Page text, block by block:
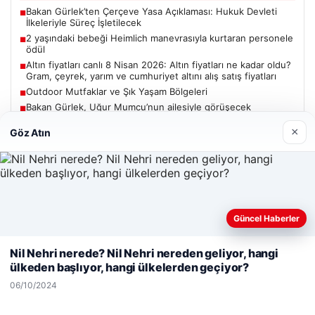
■Bakan Gürlek’ten Çerçeve Yasa Açıklaması: Hukuk Devleti
İlkeleriyle Süreç İşletilecek
■2 yaşındaki bebeği Heimlich manevrasıyla kurtaran personele
ödül
■Altın fiyatları canlı 8 Nisan 2026: Altın fiyatları ne kadar oldu?
Gram, çeyrek, yarım ve cumhuriyet altını alış satış fiyatları
■Outdoor Mutfaklar ve Şık Yaşam Bölgeleri
■Bakan Gürlek, Uğur Mumcu’nun ailesiyle görüşecek
Güncel
Bakan Gürlek’ten Çerçeve Yasa Açıklaması: Hukuk Devleti
İlkeleriyle Süreç İşletilecek
Web sitemizi nasıl kullandığınızı daha iyi anlayabilmek,
kullanıyoruz.Çerez Politikamız
Kabul Et
Göz Atın ×
Güncel Haberler
Nil Nehri nerede? Nil Nehri nereden geliyor, hangi
ülkeden başlıyor, hangi ülkelerden geçiyor?
06/10/2024